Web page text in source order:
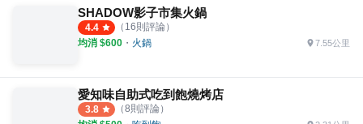
SHADOW影子市集火鍋
4.4 （ 16則評論）
均消 $600 ・ 火鍋 7.55公里
愛知味自助式吃到飽燒烤店
3.8 （8則評論）